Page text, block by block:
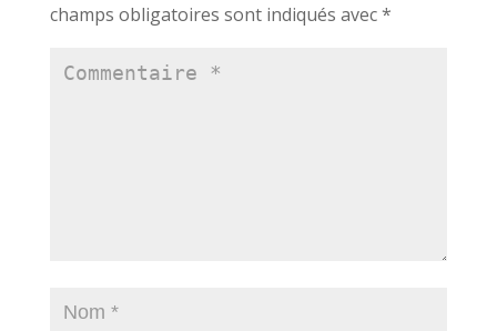
champs obligatoires sont indiqués avec*